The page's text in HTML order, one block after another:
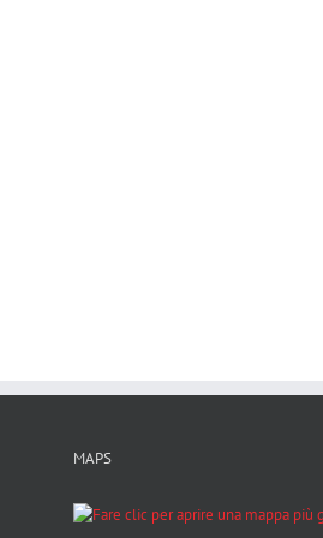
MAPS